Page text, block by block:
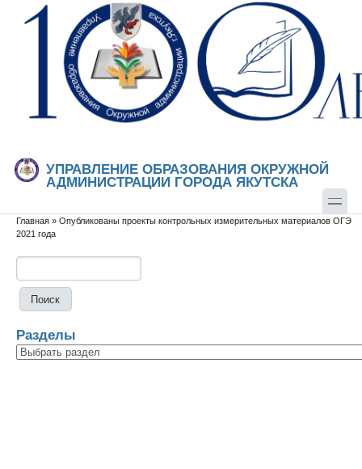
Перейти к основному содержанию
Skip to search
УПРАВЛЕНИЕ ОБРАЗОВАНИЯ ОКРУЖНОЙ
АДМИНИСТРАЦИИ ГОРОДА ЯКУТСКА
Вы здесь
Главная » Опубликованы проекты контрольных измерительных материалов ОГЭ
2021 года
Разделы